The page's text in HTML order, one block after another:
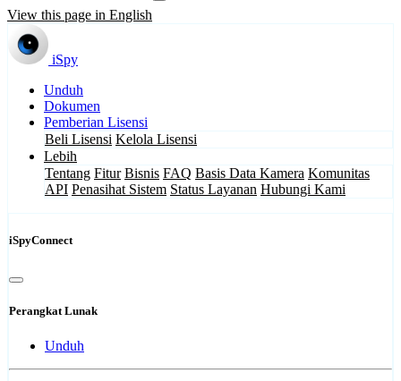
View this page in English
iSpy
Unduh
Dokumen
Pemberian Lisensi
Beli Lisensi Kelola Lisensi
Lebih
Tentang Fitur Bisnis FAQ Basis Data Kamera Komunitas
API Penasihat Sistem Status Layanan Hubungi Kami
iSpyConnect
Perangkat Lunak
Unduh